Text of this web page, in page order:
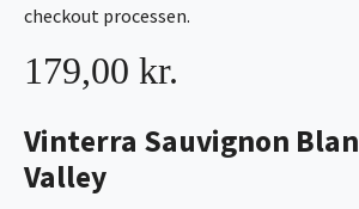
Vinterra Sauvignon
Valley
179,00 kr.
checkout processen.